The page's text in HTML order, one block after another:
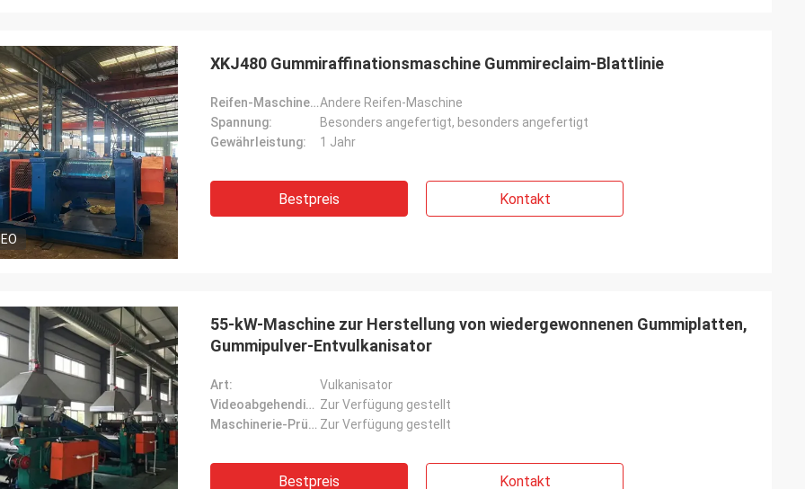
XKJ480 Gummiraffinationsmaschine Gummireclaim-Blattlinie
Reifen-Maschinen-Art:Andere Reifen-Maschine
Spannung:
Besonders angefertigt, besonders angefertigt
Gewährleistung:
1 Jahr
Bestpreis Kontakt
55-kW-Maschine zur Herstellung von wiedergewonnenen Gummiplatten,
Gummipulver-Entvulkanisator
Art:
Vulkanisator
Videoabgehendinspektion: Zur Verfügung gestellt
Maschinerie-Prüfbericht: Zur Verfügung gestellt
Bestpreis Kontakt